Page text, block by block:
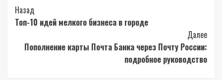
Post
Navigation
Назад
Топ-10 идей мелкого бизнеса в городе
Далее
Пополнение карты Почта Банка через Почту России:
подробное руководство